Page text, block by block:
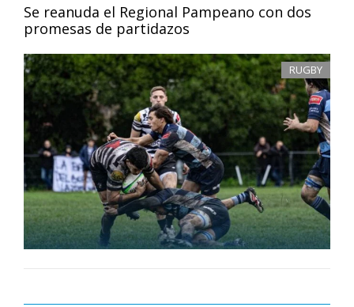
Se reanuda el Regional Pampeano con dos
promesas de partidazos
RUGBY